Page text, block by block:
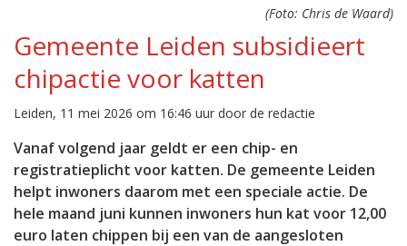
(Foto: Chris de Waard)
Gemeente Leiden subsidieert
chipactie voor katten
Leiden, 11 mei 2026 om 16:46 uur door de redactie
Vanaf volgend jaar geldt er een chip- en
registratieplicht voor katten. De gemeente Leiden
helpt inwoners daarom met een speciale actie. De
hele maand juni kunnen inwoners hun kat voor 12,00
euro laten chippen bij een van de aangesloten